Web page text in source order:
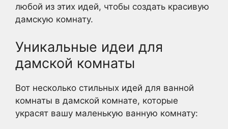
любой из этих идей, чтобы создать красивую
дамскую комнату.
Уникальные идеи для
дамской комнаты
Вот несколько стильных идей для ванной
комнаты в дамской комнате, которые
украсят вашу маленькую ванную комнату: